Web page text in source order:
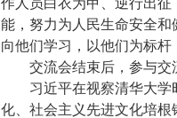
作人员白衣为甲、逆行出
能，努力为人民生命安全和
向他们学习，以他们为标杆
交流会结束后，参与交
习近平在视察清华大
化、社会主义先进文化培